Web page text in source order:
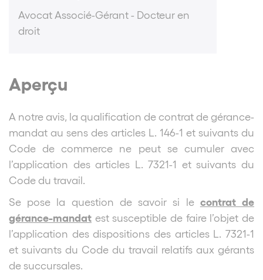
Avocat Associé-Gérant - Docteur en
droit
Aperçu
A notre avis, la qualification de contrat de gérance-
mandat au sens des articles L. 146-1 et suivants du
Code de commerce ne peut se cumuler avec
l’application des articles L. 7321-1 et suivants du
Code du travail.
Se pose la question de savoir si le contrat de
gérance-mandat est susceptible de faire l’objet de
l’application des dispositions des articles L. 7321-1
et suivants du Code du travail relatifs aux gérants
de succursales.